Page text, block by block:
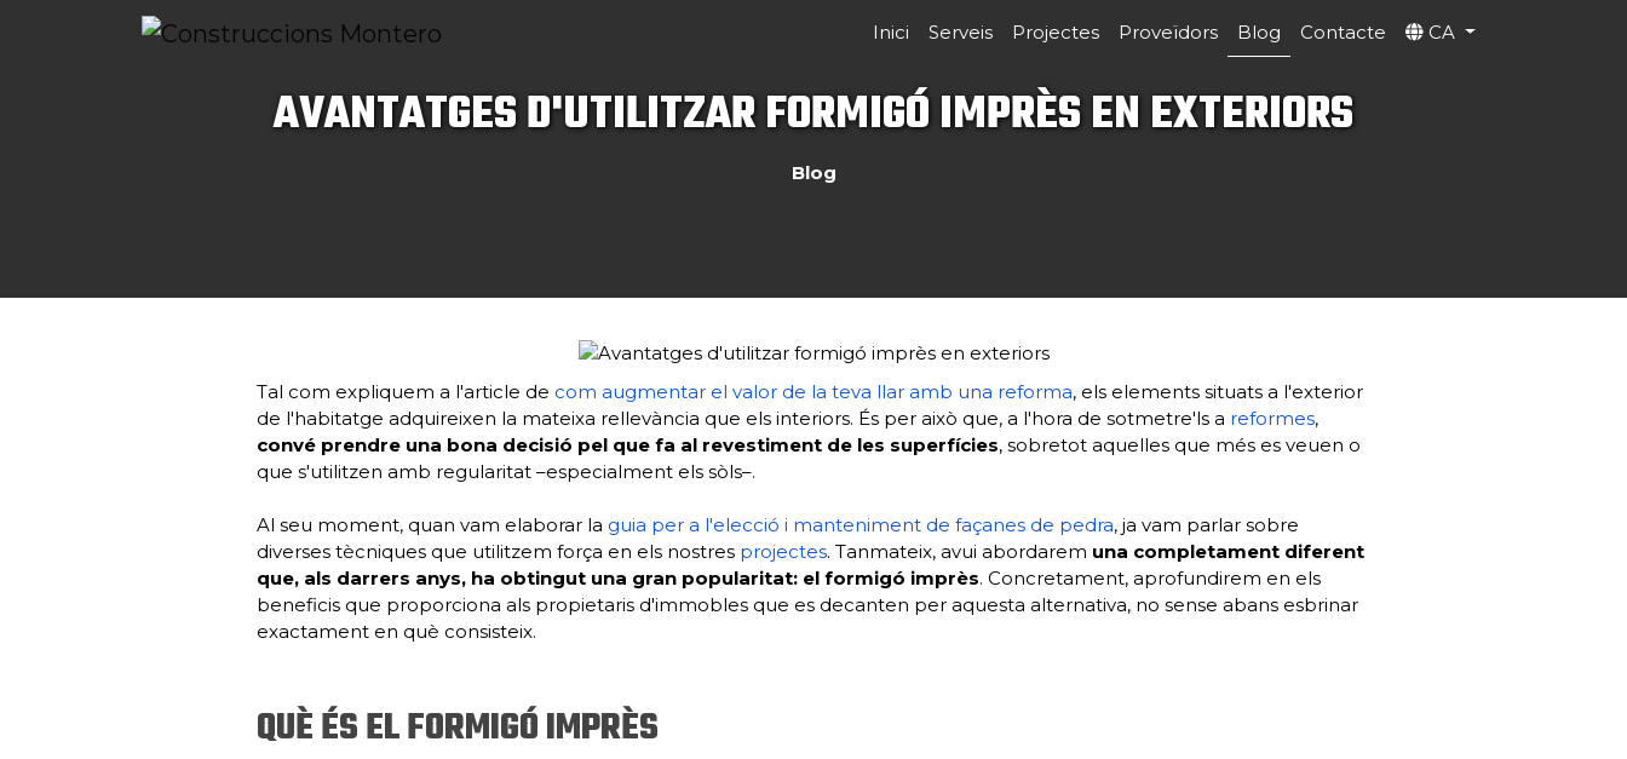
Inici Serveis Projectes Proveïdors Blog Contacte CA
AVANTATGES D'UTILITZAR FORMIGÓ IMPRÈS EN EXTERIORS
Blog
Tal com expliquem a l'article de com augmentar el valor de la teva llar amb una reforma, els elements situats a l'exterior
de l'habitatge adquireixen la mateixa rellevància que els interiors. És per això que, a l'hora de sotmetre'ls a reformes,
convé prendre una bona decisió pel que fa al revestiment de les superfícies, sobretot aquelles que més es veuen o
que s'utilitzen amb regularitat –especialment els sòls–.
Al seu moment, quan vam elaborar la guia per a l'elecció i manteniment de façanes de pedra, ja vam parlar sobre
diverses tècniques que utilitzem força en els nostres projectes. Tanmateix, avui abordarem una completament diferent
que, als darrers anys, ha obtingut una gran popularitat: el formigó imprès. Concretament, aprofundirem en els
beneficis que proporciona als propietaris d'immobles que es decanten per aquesta alternativa, no sense abans esbrinar
exactament en què consisteix.
QUÈ ÉS EL FORMIGÓ IMPRÈS